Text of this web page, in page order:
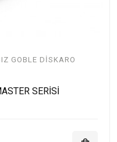
GOBLE DISKARO
SERİSİ